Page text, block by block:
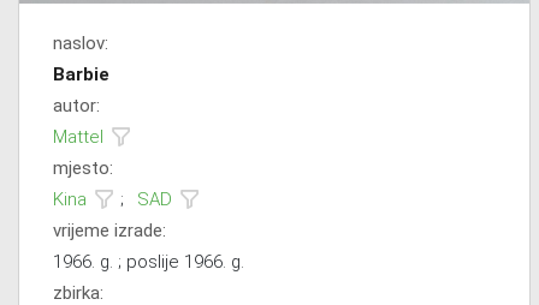
naslov:
Barbie
autor:
Mattel
mjesto:
Kina
;
SAD
vrijeme izrade:
1966. g. ; poslije 1966. g.
zbirka: